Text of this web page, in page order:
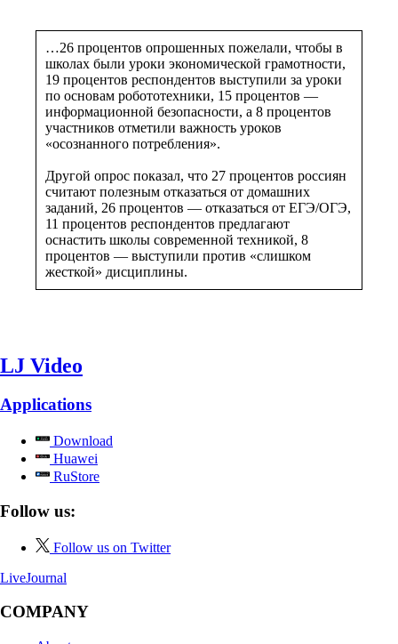
…26 процентов опрошенных пожелали, чтобы в
школах были уроки экономической грамотности,
19 процентов респондентов выступили за уроки
по основам робототехники, 15 процентов —
информационной безопасности, а 8 процентов
участников отметили важность уроков
«осознанного потребления».
Другой опрос показал, что 27 процентов россиян
считают полезным отказаться от домашних
заданий, 26 процентов — отказаться от ЕГЭ/ОГЭ,
11 процентов респондентов предлагают
оснастить школы современной техникой, 8
процентов — выступили против «слишком
жесткой» дисциплины.
LJ Video
Applications
Download
Huawei
RuStore
Follow us:
Follow us on Twitter
LiveJournal
COMPANY